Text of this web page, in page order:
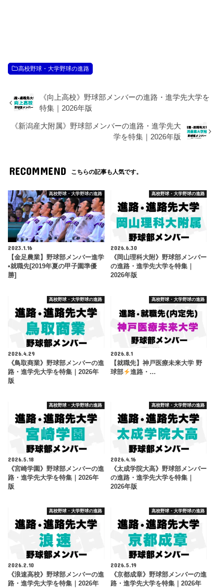
高校野球・大学野球の進路
《向上高校》野球部メンバーの進路・進学先大学を
特集｜2026年版
《新潟産大附属》野球部メンバーの進路・進学先大
学を特集｜2026年版
RECOMMEND こちらの記事も人気です。
高校野球・大学野球の進路
2023.1.16
【金足農業】野球部メンバー進学
•就職先[2019年夏の甲子園準優
勝]
高校野球・大学野球の進路
2026.6.30
《岡山理科大附》野球部メンバー
の進路・進学先大学を特集｜
2026年版
高校野球・大学野球の進路
2026.4.29
《鳥取商業》野球部メンバーの進
路・進学先大学を特集｜2026年
版
高校野球・大学野球の進路
2026.8.1
【就職先】神戸医療未来大学 野
球部
進路・…
高校野球・大学野球の進路
2026.5.18
《宮崎学園》野球部メンバーの進
路・進学先大学を特集｜2026年
版
高校野球・大学野球の進路
2026.4.16
《太成学院大高》野球部メンバー
の進路・進学先大学を特集｜
2026年版
高校野球・大学野球の進路
2026.2.10
《浪速高校》野球部メンバーの進
路・進学先大学を特集｜2026年
高校野球・大学野球の進路
2026.5.19
《京都成章》野球部メンバーの進
路・進学先大学を特集｜2026年